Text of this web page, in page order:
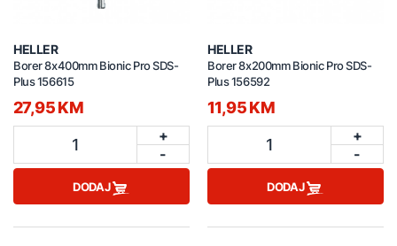
HELLER
Borer 8x400mm Bionic Pro SDS-
Plus 156615
27,95 KM
1
+
-
DODAJ
HELLER
Borer 8x200mm Bionic Pro SDS-
Plus 156592
11,95 KM
1
+
-
DODAJ